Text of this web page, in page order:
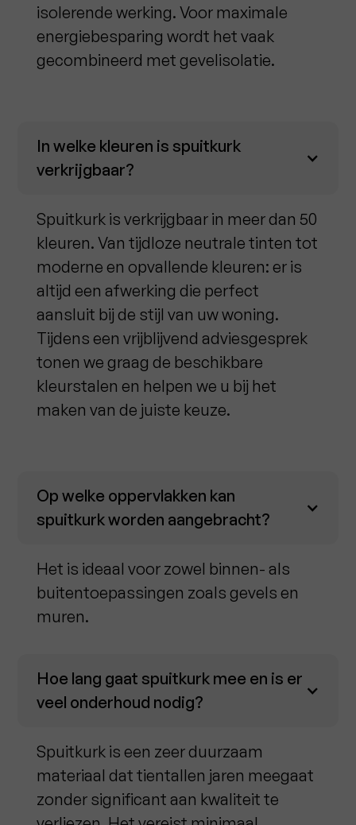
isolerende werking. Voor maximale
energiebesparing wordt het vaak
gecombineerd met gevelisolatie.
In welke kleuren is spuitkurk
verkrijgbaar?
Spuitkurk is verkrijgbaar in meer dan 50
kleuren. Van tijdloze neutrale tinten tot
moderne en opvallende kleuren: er is
altijd een afwerking die perfect
aansluit bij de stijl van uw woning.
Tijdens een vrijblijvend adviesgesprek
tonen we graag de beschikbare
kleurstalen en helpen we u bij het
maken van de juiste keuze.
Op welke oppervlakken kan
spuitkurk worden aangebracht?
Het is ideaal voor zowel binnen- als
buitentoepassingen zoals gevels en
muren.
Hoe lang gaat spuitkurk mee en is er
veel onderhoud nodig?
Spuitkurk is een zeer duurzaam
materiaal dat tientallen jaren meegaat
zonder significant aan kwaliteit te